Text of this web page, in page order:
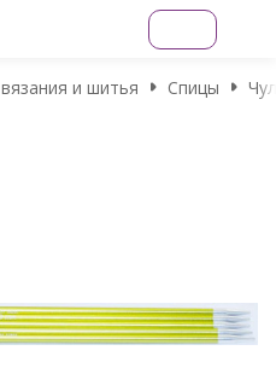
и шитья Спицы